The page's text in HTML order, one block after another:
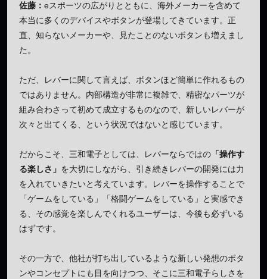
佐藤： eスポーツの広がりとともに、海外メーカーを含めて
本当に多くのデバイスやボタンが登場してきています。正
直、知らないメーカーや、見たことのないボタンも増えまし
た。
ただ、レバーに関して言えば、ボタンほど簡単に作れるもの
ではありません。内部構造が非常に複雑で、精密なパーツが
組み合わさって初めて成立するものなので、新しいレバーが
次々と出てくる、という状況ではないと感じています。
だからこそ、三和電子としては、レバーならではの 「操作す
る楽しさ」 を大切にしながら、引き続きレバーの開発には力
を入れていきたいと考えています。レバーを操作することで
「ゲームをしている」「格闘ゲームをしている」と実感でき
る、その感覚を楽しんでくれるユーザーは、今後も必ずいる
はずです。
その一方で、他社が打ち出しているような新しい発想のボタ
ンやコンセプトにも目を向けつつ、そこに三和電子らしさを